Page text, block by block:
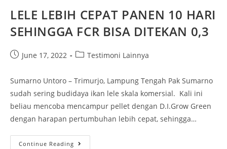
LELE LEBIH CEPAT PANEN 10 HARI
SEHINGGA FCR BISA DITEKAN 0,3
June 17, 2022 Testimoni Lainnya
Sumarno Untoro – Trimurjo, Lampung Tengah Pak Sumarno
sudah sering budidaya ikan lele skala komersial. Kali ini
beliau mencoba mencampur pellet dengan D.I.Grow Green
dengan harapan pertumbuhan lebih cepat, sehingga…
Continue Reading